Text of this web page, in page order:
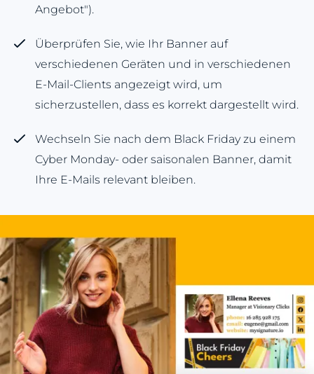
Angebot").
Überprüfen Sie, wie Ihr Banner auf
verschiedenen Geräten und in verschiedenen
E-Mail-Clients angezeigt wird, um
sicherzustellen, dass es korrekt dargestellt wird.
Wechseln Sie nach dem Black Friday zu einem
Cyber Monday- oder saisonalen Banner, damit
Ihre E-Mails relevant bleiben.